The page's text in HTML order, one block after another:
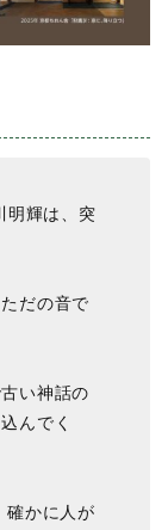
輝は、突
だの音で
い神話の
んでく
かに人が